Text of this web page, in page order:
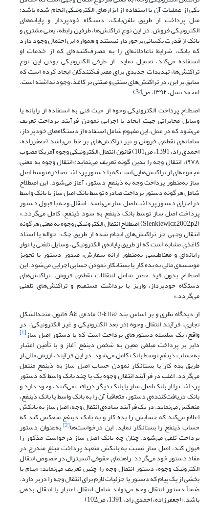
یکی‌ از‌ عملیات آن با استفاده از ابزارهای الکترونیکی انجام شده باشد؛
مثل پرداخت از طریق تلفن‌بانک، دستگاه‌ خودپرداز‌ و پایانه‌های
الکترونیکی فروش. در این نوع تراکنش‌ها، طرفین رابطه، یعنی‌ مشتری‌ و
بانک از قدرت یکسانی برخوردار نیستند و همواره این احتمال وجود دارد
که بانک، شرایط ناعادلانه‌ای‌ را‌ به مصرف‌کننده‌ای که از خدمات او
استفاده می‌کند، تحمیل نماید. از طرفی‌ الکترونیکی‌ بودن این نوع
تراکنش‌ها، تهدیدات جدیدی‌ برای‌ مصرف‌کنندگان‌ ایجاد کرده است که
سابق بر این‌، در‌ تراکنش‌های سنتی و مبتنی بر کاغذ، وجود نداشته است.
(محمد‌ نسل‌، ١٣٩٢، ص34)
اصطلاح پرداخت الکترونیکی وجوه از حیث فنی به استفاده از رایانه یا
وسایل مخابراتی جهت ایجاد یا اجرایی نمودن فرآیند‌ پرداخت‌ تعریف
می‌شود که در عمل، این مفهوم شامل استفاده از دستگاه‌های خودپرداز،
سامانه‌ی نقطه‌ی فروش و نیز تراکنش‌های بر خط می‌باشد.(جعفرزاده،
احمدی راد، 1391، ص101) قانون انتقال الکترونیکی‌ وجوه‌ آمریکا مصوب
١٩٧٨، انتقال وجه را بدین گونه تعریف می‌نماید:«انتقال وجوه به معنی
مجموعه‌ای از‌ تراکنش‌‌هایی است که با‌ دستور‌ پرداخت صادره توسط اصل
ساز به‌منظور پرداخت وجه به ذینفع دستور، آغاز می‌شود. این اصطلاح
شامل هرگونه دستور پرداخت صادره توسط بانک اصل ساز یا بانک واسط
در اجرای‌ دستور‌ پرداخت اصل ساز می‌باشد. انتقال وجه با قبول دستور
پرداخت اصل ساز توسط بانک ذینفع به سود ذینفع، کامل می‌گردد.»
(Sienkiewicz,2002,p2) اصطلاح‌ انتقال الکترونیکی وجوه به‌ معنی‌ هرگونه
انتقال وجهی جز تراکنش‌های انجام شده از طریق چک، حواله یا اسناد
کاغذی مشابه است که از طریق پایانه‌ی الکترونیکی، وسایل تلفنی یا نوار
رایانه‌ای و مغناطیسی به‌منظور‌ ارائه سفارش، صدور دستور یا تجویز
موسسه‌ی مالی به بده کار یا بستانکار نمودن حسابی اجرایی می‌شود. این
اصطلاح بدون قید حصر شامل انتقالات نقطه‌ی فروش، تراکنش‌های
دستگاه خودپرداز‌، واریز‌ یا برداشت مستقیم و تراکنش‌های تلفنی
می‌گردد.»
از دیدگاه نظری و بر اساس بند (a)(١٠٤) ماده‌ی A٤ قانون متحدالشکل‌
تجاری‌، فرآیند انتقال‌ وجوه {در بعد الکترونیکی و غیر الکترونیکی}، در
واقع، یک سلسله دستورهای پرداخت است که با دستور اصل ساز[1]
دایر بر پرداخت مبلغی معین به شخص ذینفع‌ آغاز‌ و با تأمین اعتبار
به‌حساب ذینفع توسط بانک کامل می‌شود. در این فرآیند، ارزش مالی از
طریق بده کار یا بستانکار نمودن حساب اصل ساز به ذینفع منتقل
می‌گردد‌. اغلب‌ در فرآیند انتقال وجوه یک یا چند بانک واسط که دستور
پرداخت را از بانک اصل ساز یا بانک دیگر دریافت می‌کنند، وجود دارد و
بانک دریافت‌کننده‌ی دستور، متعاقباً‌ آن‌ را‌ به بانک واسط یا بانک‌ ذینفع‌،
منعکس‌ می‌نماید. در یک فرآیند ساده‌ی انتقال وجه، اصل ساز به بانکش
اعلام می‌کند که حسابش را بده کار و به بانک ذینفع‌ منعکس‌ کند‌ که
حساب ذینفع را بستانکار نماید. این درخواست‌‌ها[2] به‌عنوان دستور
پرداخت تلقی می‌شود. چنان چه بانک اصل ساز درخواست مذکور را
قبول کند، اصل ساز نسبت‌ به‌ بانکش‌ متعهد پرداخت مبلغ مندرج در
مفاد دستور خود می‌گردد. راهنمای حقوقی آنسیترال در خصوص انتقال
الکترونیک‌ وجوه‌، دستور‌ انتقال وجه را چنین تعریف می‌نماید: «پیام یا
بخشی از یک پیام که دستور‌ یا‌ جزئیات‌ لازم برای انتقال وجه را دربر دارد.
ضمناً دستور انتقال وجه می‌تواند شامل انتقال‌ اعتبار‌ یا انتقال بدهی
باشد.»(جعفرزاده، احمدی راد، 1391، ص102)